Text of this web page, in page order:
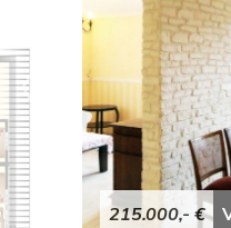
215.000,- €